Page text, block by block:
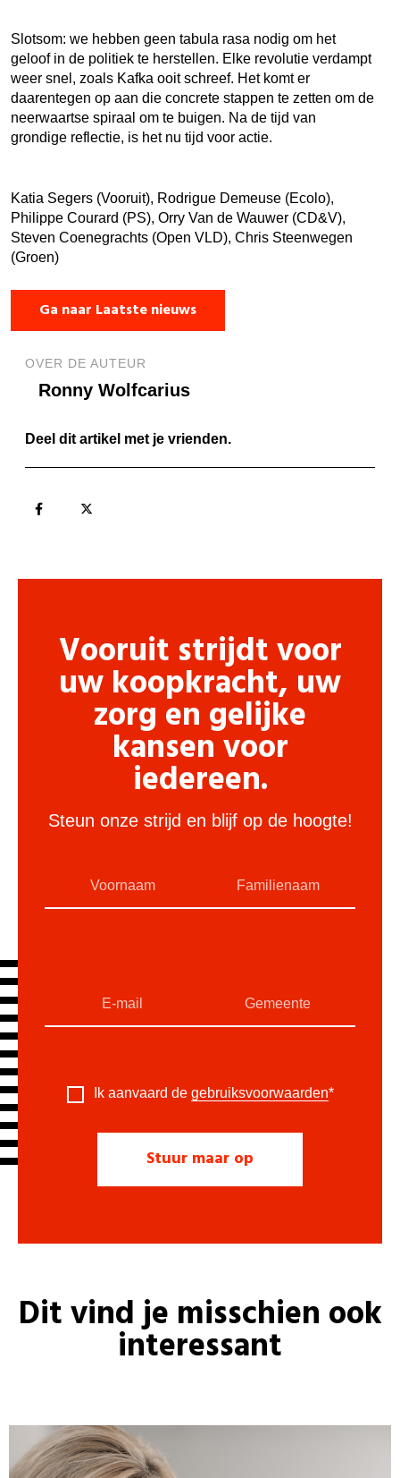
Slotsom: we hebben geen tabula rasa nodig om het
geloof in de politiek te herstellen. Elke revolutie verdampt
weer snel, zoals Kafka ooit schreef. Het komt er
daarentegen op aan die concrete stappen te zetten om de
neerwaartse spiraal om te buigen. Na de tijd van
grondige reflectie, is het nu tijd voor actie.
Katia Segers (Vooruit), Rodrigue Demeuse (Ecolo),
Philippe Courard (PS), Orry Van de Wauwer (CD&V),
Steven Coenegrachts (Open VLD), Chris Steenwegen
(Groen)
Ga naar Laatste nieuws
OVER DE AUTEUR
Ronny Wolfcarius
Deel dit artikel met je vrienden.
Vooruit strijdt voor
uw koopkracht, uw
zorg en gelijke
kansen voor
iedereen.
Steun onze strijd en blijf op de hoogte!
Ik aanvaard de gebruiksvoorwaarden*
Dit vind je misschien ook
interessant